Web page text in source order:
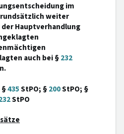
im
weiter
Hauptverhandlung
auch bei §232
§435StPO; §200StPO; §
StPO